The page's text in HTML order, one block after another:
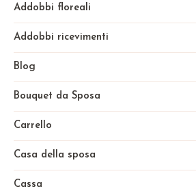
Addobbi floreali
Addobbi ricevimenti
Blog
Bouquet da Sposa
Carrello
Casa della sposa
Cassa